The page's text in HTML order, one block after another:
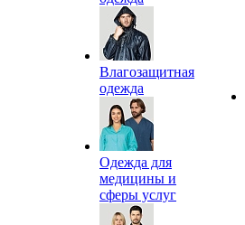
Влагозащитная
одежда
Одежда для
медицины и
сферы услуг